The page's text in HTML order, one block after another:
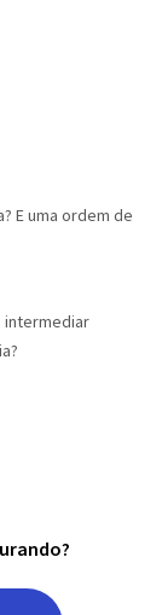
E uma ordem de
intermediar